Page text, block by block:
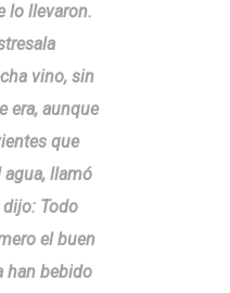
lo llevaron.
vino, sin
era, aunque
que
agua, llamó
Todo
el buen
han bebido